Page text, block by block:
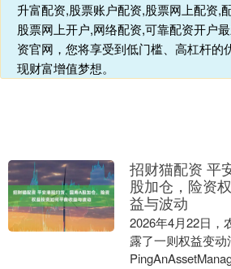
升富配资,股票账户配资,股票网上配资,
股票网上开户,网络配资,可靠配资开户
资官网，您将享受到低门槛、高杠杆的
现财富增值梦想。
招财猫配资 平
股加仓，险资
益与波动
2026年4月22日，
露了一则权益变动